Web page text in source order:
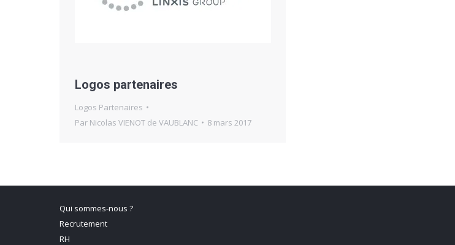
Logos partenaires
Logos Partenaires
Par Nicolas VIENOT de VAUBLANC 8 mars 2017
Qui sommes-nous ?
Recrutement
RH